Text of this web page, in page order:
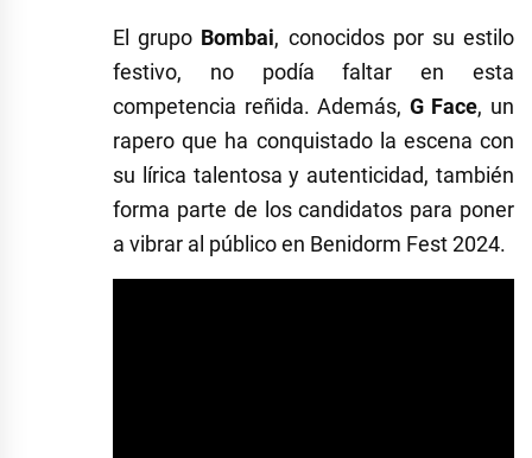
El grupo Bombai, conocidos por su estilo
festivo, no podía faltar en esta
competencia reñida. Además, G Face, un
rapero que ha conquistado la escena con
su lírica talentosa y autenticidad, también
forma parte de los candidatos para poner
a vibrar al público en Benidorm Fest 2024.